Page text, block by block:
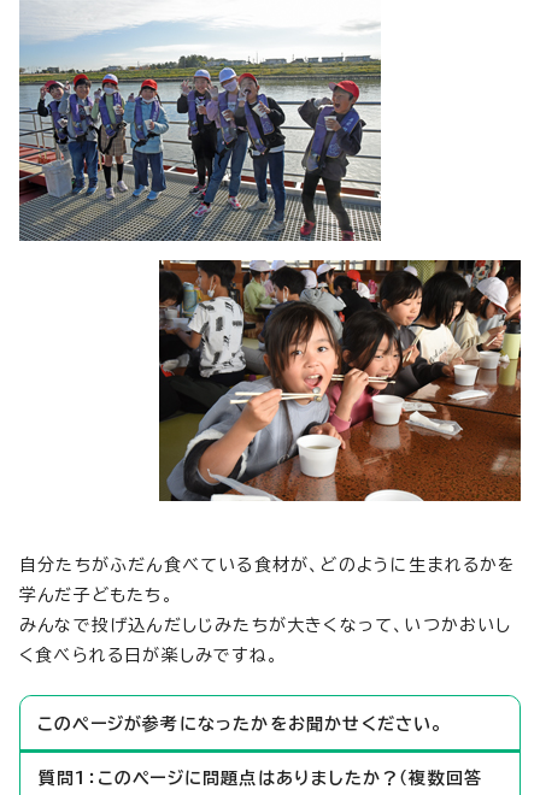
自分たちがふだん食べている食材が、どのように生まれるかを
学んだ子どもたち。
みんなで投げ込んだしじみたちが大きくなって、いつかおいし
く食べられる日が楽しみですね。
このページが参考になったかをお聞かせください。
質問1：このページに問題点はありましたか？（複数回答